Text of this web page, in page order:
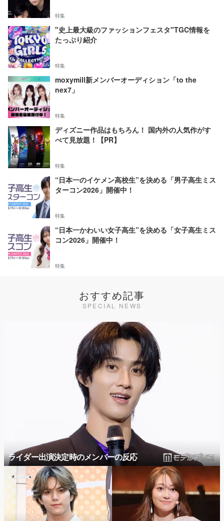
特集
"史上最大級のファッションフェスタ"TGC情報を
たっぷり紹介
特集
moxymill新メンバーオーディション「to the
nex7」
特集
ディズニー作品はもちろん！ 国内外の人気作がす
べて見放題！【PR】
特集
“日本一のイケメン高校生”を決める「男子高生ミス
ターコン2026」開催中！
特集
“日本一かわいい女子高生”を決める「女子高生ミス
コン2026」開催中！
特集
おすすめ記事
SPECIAL NEWS
ライダー出演決定時のメンバーの反応